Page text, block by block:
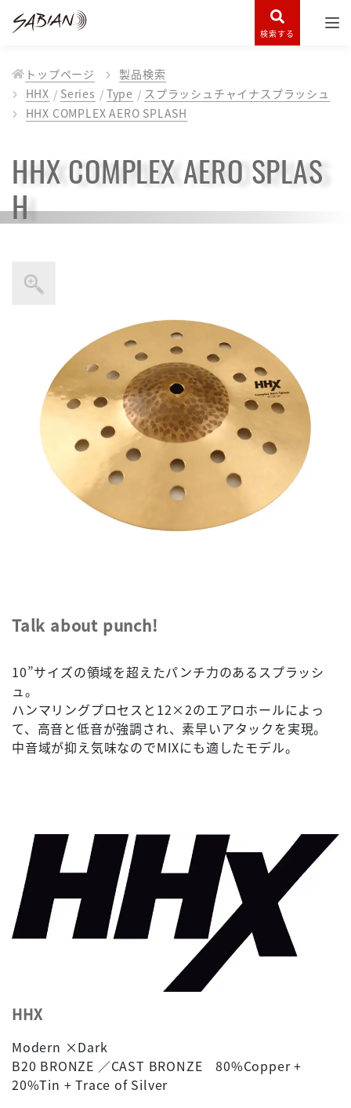
検索する
トップページ
製品検索
HHX
Series Type
スプラッシュチャイナスプラッシュ
HHX COMPLEX AERO SPLASH
HHX COMPLEX AERO SPLAS
H
Talk about punch!
10”サイズの領域を超えたパンチ力のあるスプラッシ
ュ。
ハンマリングプロセスと12×2のエアロホールによっ
て、高音と低音が強調され、素早いアタックを実現。
中音域が抑え気味なのでMIXにも適したモデル。
HHX
Modern ×Dark
B20 BRONZE ／CAST BRONZE 80%Copper +
20%Tin + Trace of Silver